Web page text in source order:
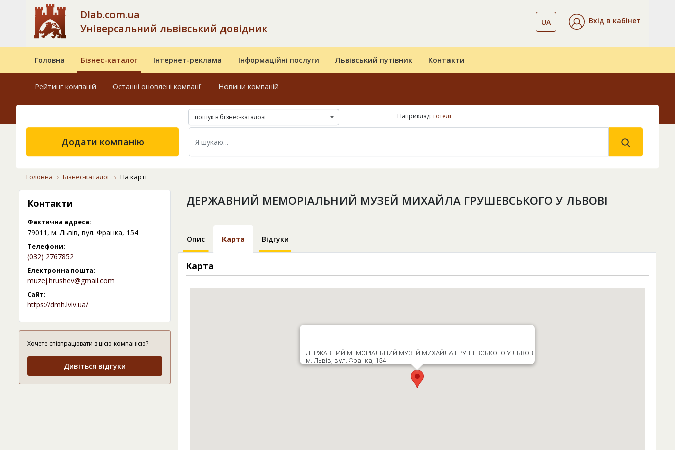
Dlab.com.ua
Універсальний львівський довідник
UA Вхід в кабінет
Головна Бізнес-каталог Інтернет-реклама Інформаційні послуги Львівський путівник Контакти
Рейтинг компаній Останні оновлені компанії Новини компаній
пошук в бізнес-каталозі Наприклад: готелі
Додати компанію
Головна Бізнес-каталог На карті
Контакти
Фактична адреса:
79011, м. Львів, вул. Франка, 154
Телефони:
(032) 2767852
Електронна пошта:
muzej.hrushev@gmail.com
Сайт:
https://dmh.lviv.ua/
Хочете співпрацювати з цією компанією?
Дивіться відгуки
ДЕРЖАВНИЙ МЕМОРІАЛЬНИЙ МУЗЕЙ МИХАЙЛА ГРУШЕВСЬКОГО У ЛЬВОВІ
Опис Карта Відгуки
Карта
ДЕРЖАВНИЙ МЕМОРІАЛЬНИЙ МУЗЕЙ МИХАЙЛА ГРУШЕВСЬКОГО У ЛЬВОВІ
м. Львів, вул. Франка, 154